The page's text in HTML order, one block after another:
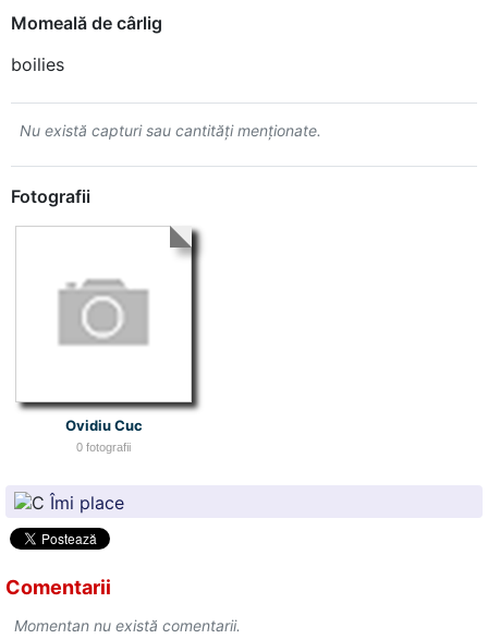
Momeală de cârlig
boilies
Nu există capturi sau cantităţi menţionate.
Fotografii
Ovidiu Cuc
0 fotografii
Îmi place
Comentarii
Momentan nu există comentarii.